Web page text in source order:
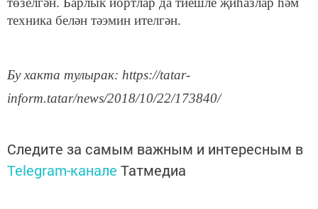
техника белән тәэмин ителгән.
Бу хакта тулырак: https://tatar-
inform.tatar/news/2018/10/22/173840/
Следите за самым важным и интересным в
Telegram-канале Татмедиа